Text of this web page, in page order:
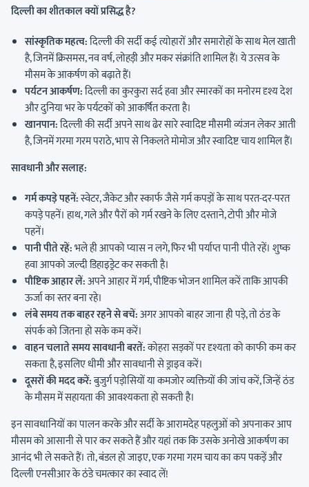
दिल्ली का शीतकाल क्यों प्रसिद्ध है?
सांस्कृतिक महत्व:दिल्ली की सर्दी कई त्योहारों और समारोहों के साथ मेल खाती
है, जिनमें क्रिसमस, नव वर्ष, लोहड़ी और मकर संक्रांति शामिल हैं। ये उत्सव के
मौसम के आकर्षण को बढ़ाते हैं।
पर्यटन आकर्षण:दिल्ली का कुरकुरा सर्द हवा और स्मारकों का मनोरम दृश्य देश
और दुनिया भर के पर्यटकों को आकर्षित करता है।
खानपान:दिल्ली की सर्दी अपने साथ ढेर सारे स्वादिष्ट मौसमी व्यंजन लेकर आती
है, जिनमें गरमा गरम पराठे, भाप से निकलते मोमोज और स्वादिष्ट चाय शामिल हैं।
सावधानी और सलाह:
गर्म कपड़े पहनें:स्वेटर, जैकेट और स्कार्फ जैसे गर्म कपड़ों के साथ परत-दर-परत
कपड़े पहनें। हाथ, गले और पैरों को गर्म रखने के लिए दस्ताने, टोपी और मोजे
पहनें।
पानी पीते रहें:भले ही आपको प्यास न लगे, फिर भी पर्याप्त पानी पीते रहें। शुष्क
हवा आपको जल्दी डिहाइड्रेट कर सकती है।
पौष्टिक आहार लें:अपने आहार में गर्म, पौष्टिक भोजन शामिल करें ताकि आपकी
ऊर्जा का स्तर बना रहे।
लंबे समय तक बाहर रहने से बचें:अगर आपको बाहर जाना ही पड़े, तो ठंड के
संपर्क को जितना हो सके कम करें।
वाहन चलाते समय सावधानी बरतें:कोहरा सड़कों पर दृश्यता को काफी कम कर
सकता है, इसलिए धीमी और सावधानी से ड्राइव करें।
दूसरों की मदद करें:बुजुर्ग पड़ोसियों या कमजोर व्यक्तियों की जांच करें, जिन्हें ठंड
के मौसम में सहायता की आवश्यकता हो सकती है।
इन सावधानियों का पालन करके और सर्दी के आरामदेह पहलुओं को अपनाकर आप
मौसम को आसानी से पार कर सकते हैं और यहां तक कि उसके अनोखे आकर्षण का
आनंद भी ले सकते हैं। तो, बंडल हो जाइए, एक गरमा गरम चाय का कप पकड़ें और
दिल्ली एनसीआर के ठंडे चमत्कार का स्वाद लें!